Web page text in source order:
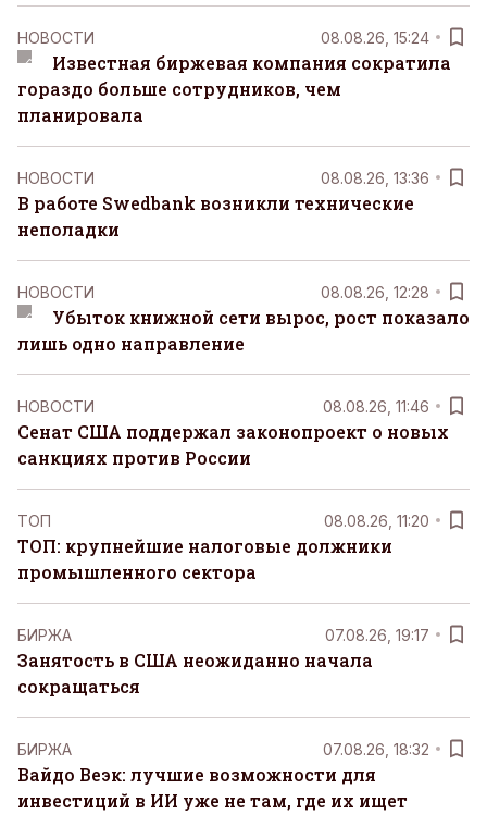
НОВОСТИ 08.08.26, 15:24
Известная биржевая компания сократила
гораздо больше сотрудников, чем
планировала
НОВОСТИ 08.08.26, 13:36
В работе Swedbank возникли технические
неполадки
НОВОСТИ 08.08.26, 12:28
Убыток книжной сети вырос, рост показало
лишь одно направление
НОВОСТИ 08.08.26, 11:46
Сенат США поддержал законопроект о новых
санкциях против России
ТОП 08.08.26, 11:20
ТОП: крупнейшие налоговые должники
промышленного сектора
БИРЖА 07.08.26, 19:17
Занятость в США неожиданно начала
сокращаться
БИРЖА 07.08.26, 18:32
Вайдо Веэк: лучшие возможности для
инвестиций в ИИ уже не там, где их ищет